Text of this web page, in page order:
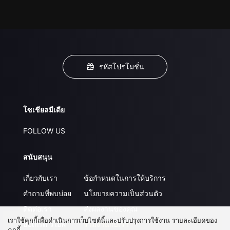
รหัสโปรโมชั่น
โซเชียลมีเดีย
FOLLOW US
สนับสนุน
เกี่ยวกับเรา
คำถามที่พบบ่อย
ติดต่อเรา
อัปเกรด วีไอพี
ข้อกำหนดในการให้บริการ
นโยบายความเป็นส่วนตัว
ส่งผลงานของคุณ
ร่วมงานกับเรา
เราใช้คุกกี้เพื่อดำเนินการเว็บไซต์นี้และปรับปรุงการใช้งาน รายละเอียดของ